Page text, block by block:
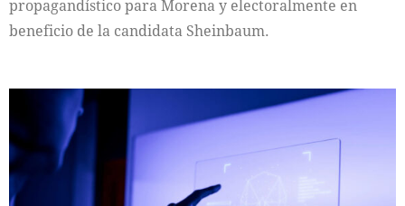
propagandístico para Morena y electoralmente en
beneficio de la candidata Sheinbaum.